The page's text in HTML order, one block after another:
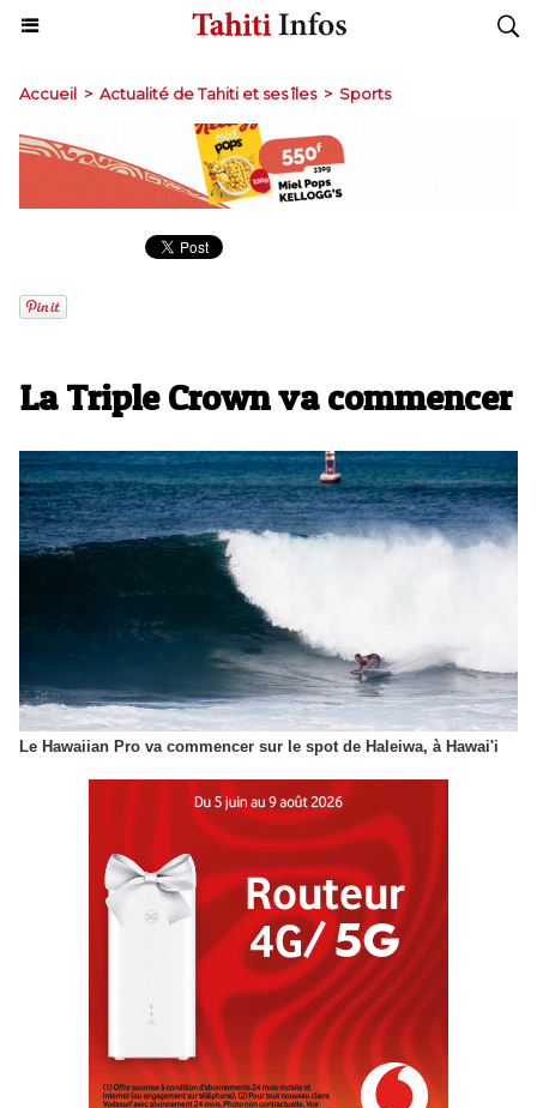
Accueil > Actualité de Tahiti et ses îles > Sports
La Triple Crown va commencer
Le Hawaiian Pro va commencer sur le spot de Haleiwa, à Hawai'i